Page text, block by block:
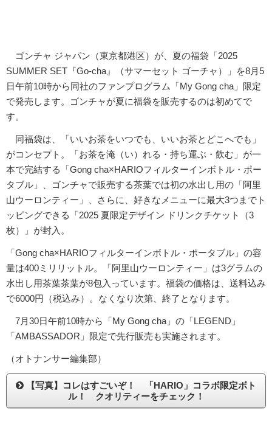
ゴンチャ ジャパン（東京都港区）が、夏の福袋「2025
SUMMER SET『Go-cha』（サマーセット ゴーチャ）」を8月5
日午前10時から同社のファンプログラム「My Gong cha」限定
で発売します。ゴンチャが夏に福袋を販売するのは初めてで
す。
同福袋は、「いいお茶をいつでも、いいお茶とどこへでも」
がコンセプト。「お茶を淹（い）れる・持ち運ぶ・飲む」が一
本で完結する「Gong cha×HARIOフィルターインボトル・ポー
タブル」、ゴンチャで販売する茶葉では初の水出し用の「阿里
山ウーロンティー」、さらに、好きなメニューに最大3つまでト
ッピングできる「2025 夏限定デザイン ドリンクチケット（3
枚）」が封入。
「Gong cha×HARIOフィルターインボトル・ポータブル」の容
量は400ミリリットル。「阿里山ウーロンティー」は3グラムの
水出し用茶葉茶葉が8包入っています。福袋の価格は、送料込み
で6000円（税込み）。なくなり次第、終了となります。
7月30日午前10時から「My Gong cha」の「LEGEND」
「AMBASSADOR」限定で先行販売も実施されます。
（オトナンサー編集部）
【写真】コレはすごいぞ！ 「HARIO」コラボ限定ボト
ル！ クオリティーをチェック！